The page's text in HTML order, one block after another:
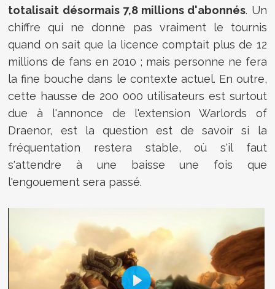
totalisait désormais 7,8 millions d'abonnés. Un
chiffre qui ne donne pas vraiment le tournis
quand on sait que la licence comptait plus de 12
millions de fans en 2010 ; mais personne ne fera
la fine bouche dans le contexte actuel. En outre,
cette hausse de 200 000 utilisateurs est surtout
due à l'annonce de l'extension Warlords of
Draenor, est la question est de savoir si la
fréquentation restera stable, où s'il faut
s'attendre à une baisse une fois que
l'engouement sera passé.